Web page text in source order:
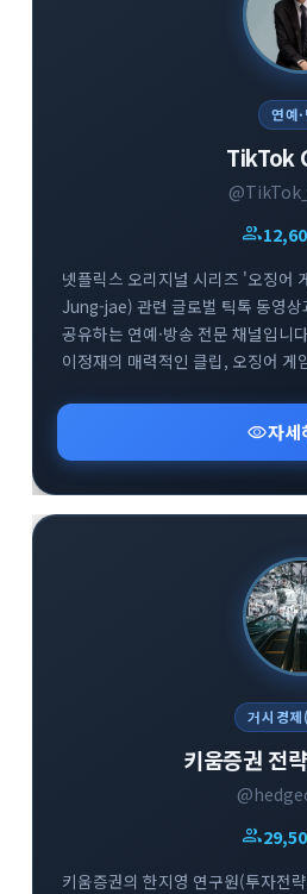
연예
TikTok
group
넷플릭스 오리지널 시리즈 '오징어
Jung-jae) 관련 글로벌 틱톡 동영상
공유하는 연예·방송 전문 채널입니
이정재의 매력적인 클립, 오징어 게
이정재와 오징어 게임의 다양한 글
수 있는 매력적인 엔터테인먼트 공
visibility자세
거시경
키움증권 전
group
키움증권의 한지영 연구원(투자전